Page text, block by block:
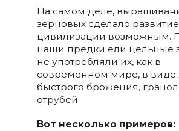
На самом деле,
зерновых сделало развитие
цивилизации возможным.
наши предки ели цельные
не употребляли их, как в
современном мире, в виде
быстрого брожения,
отрубей.
Вот несколько примеров: